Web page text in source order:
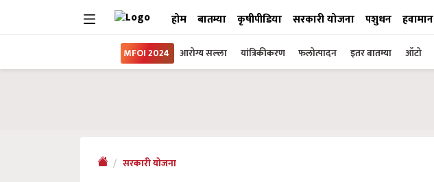
होम बातम्या कृषीपीडिया सरकारी योजना पशुधन हवामान
MFOI 2024 आरोग्य सल्ला यांत्रिकीकरण फलोत्पादन इतर बातम्या ऑटो
सरकारी योजना